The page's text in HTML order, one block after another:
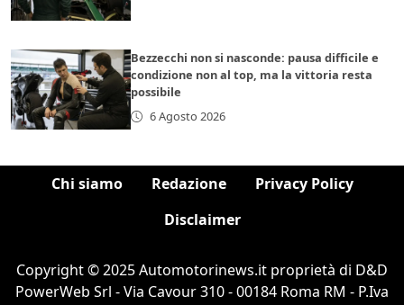
Bezzecchi non si nasconde: pausa difficile e
condizione non al top, ma la vittoria resta
possibile
6 Agosto 2026
Chi siamo Redazione
Privacy Policy
Disclaimer
Copyright © 2025 Automotorinews.it proprietà di D&D
PowerWeb Srl - Via Cavour 310 - 00184 Roma RM - P.Iva